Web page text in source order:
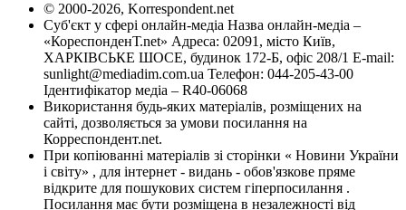
© 2000-2026, Korrespondent.net
Суб'єкт у сфері онлайн-медіа Назва онлайн-медіа –
«КореспонденТ.net» Адреса: 02091, місто Київ,
ХАРКІВСЬКЕ ШОСЕ, будинок 172-Б, офіс 208/1 E-mail:
sunlight@mediadim.com.ua Телефон: 044-205-43-00
Ідентифікатор медіа – R40-06068
Використання будь-яких матеріалів, розміщених на
сайті, дозволяється за умови посилання на
Корреспондент.net.
При копіюванні матеріалів зі сторінки « Новини України
і світу» , для інтернет - видань - обов'язкове пряме
відкрите для пошукових систем гіперпосилання .
Посилання має бути розміщена в незалежності від